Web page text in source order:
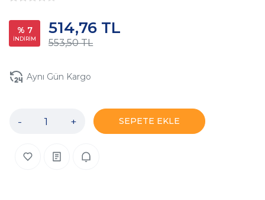
% 7
İNDİRİM 553,50 TL
514,76 TL
Aynı Gün Kargo
- + SEPETE EKLE